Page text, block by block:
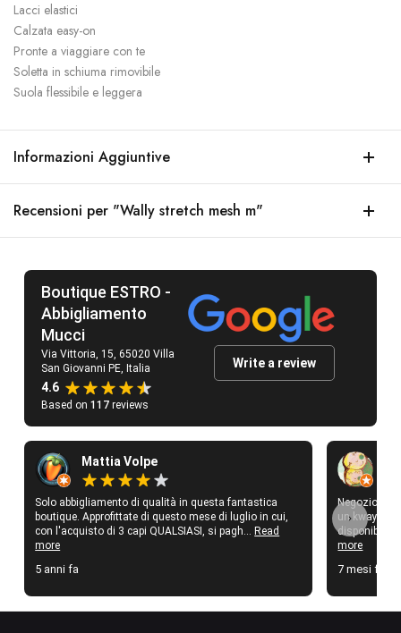
Lacci elastici
Calzata easy-on
Pronte a viaggiare con te
Soletta in schiuma rimovibile
Suola flessibile e leggera
Informazioni Aggiuntive
Recensioni per "Wally stretch mesh m"
Write a review
Boutique ESTRO -
Abbigliamento
Mucci
Via Vittoria, 15, 65020 Villa
San Giovanni PE, Italia
4.6
Based on117 reviews
Mattia Volpe
Solo abbigliamento di qualità in questa fantastica
boutique. Approfittate di questo mese di luglio in cui,
con l'acquisto di 3 capi QUALSIASI, si pagh... Read
more
5 anni fa
Negozio
un kway
disponibili
more
7 mesi fa